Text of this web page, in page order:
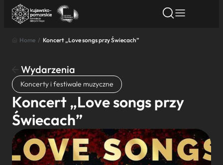
Znajdź atrakcję
Nazwa atrakcji
Miasto
Kategoria
Home / Koncert „Love songs przy Świecach”
Wydarzenia
Koncerty i festiwale muzyczne
Koncert „Love songs przy
Świecach”